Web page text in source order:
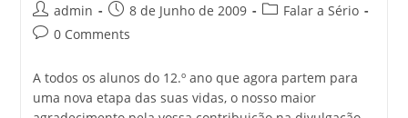
Post
author:
admin
Post
published:
8 de Junho de 2009
PostFalar a Sério
Post0 Comments
A todos os alunos do 12.º ano que agora partem para
uma nova etapa das suas vidas, o nosso maior